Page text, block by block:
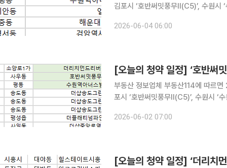
김포시 ‘호반써밋풍무Ⅱ(C5)’, 수원시
권자이르네(B2)’ 등에서 진행된다.
2026-06-04 06:00
[오늘의 청약 일정] ‘호반써
부동산 정보업체 부동산114에 따르면
포시 ‘호반써밋풍무Ⅱ(C5)’, 수원시 ‘수
2026-06-02 07:00
[오늘의 청약 일정] ‘더리치